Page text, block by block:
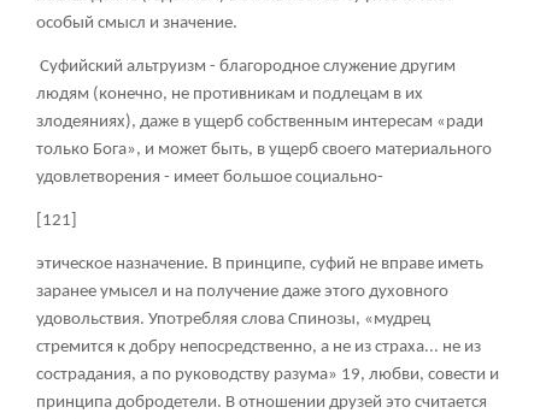
особый смысл и значение.
Суфийский альтруизм - благородное служение другим
людям (конечно, не противникам и подлецам в их
злодеяниях), даже в ущерб собственным интересам «ради
только Бога», и может быть, в ущерб своего материального
удовлетворения - имеет большое социально-
[121]
этическое назначение. В принципе, суфий не вправе иметь
заранее умысел и на получение даже этого духовного
удовольствия. Употребляя слова Спинозы, «мудрец
стремится к добру непосредственно, а не из страха... не из
сострадания, а по руководству разума» 19, любви, совести и
принципа добродетели. В отношении друзей это считается